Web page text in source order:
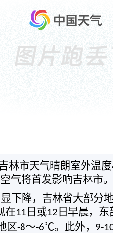
林市天气晴朗室外温
气将首发影响吉林市
下降， 吉林省大部分
在11 日或12 日早晨，
区-8～-6℃。此外， 9-